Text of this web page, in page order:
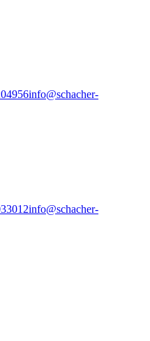
info@schacher-
info@schacher-